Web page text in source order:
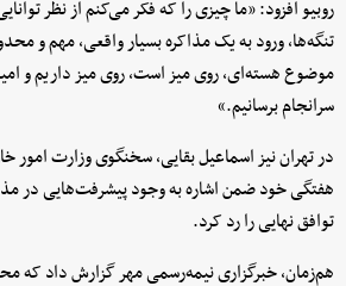
روبیو افزود: «ما چیزی را که فکر می‌کنم از نظر
تنگه‌ها، ورود به یک مذاکره بسیار واقعی، مهم و
موضوع هسته‌ای، روی میز است، روی میز داریم و
سرانجام برسانیم.»
در تهران نیز اسماعیل بقایی، سخنگوی وزارت امور
هفتگی خود ضمن اشاره به وجود پیشرفت‌هایی در
توافق نهایی را رد کرد.
هم‌زمان، خبرگزاری نیمه‌رسمی مهر گزارش داد که